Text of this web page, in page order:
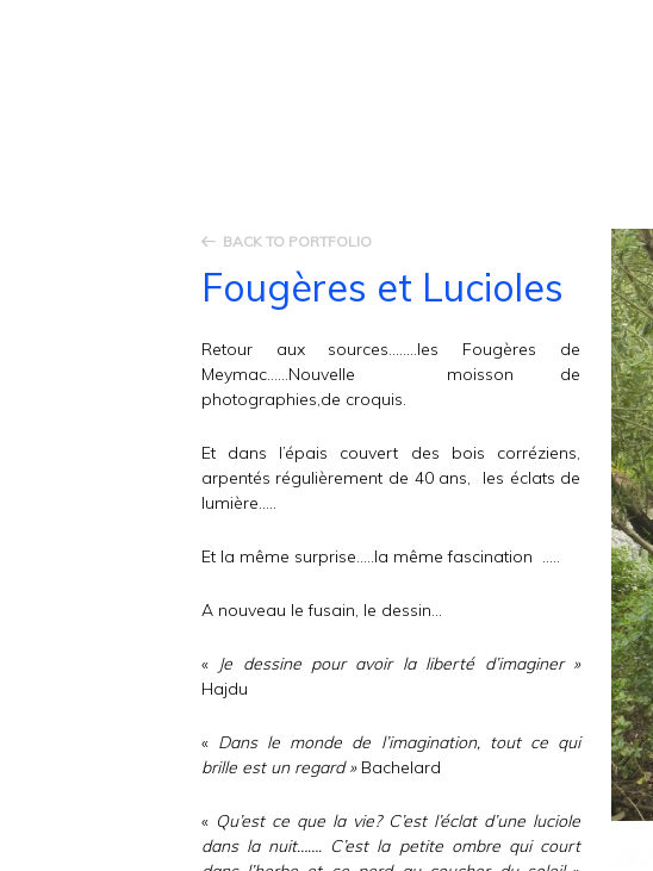
BACK TO PORTFOLIO
Fougères et Lucioles
Retour aux sources……..les Fougères de
Meymac……Nouvelle moisson de
photographies,de croquis.
Et dans l’épais couvert des bois corréziens,
arpentés régulièrement de 40 ans, les éclats de
lumière…..
Et la même surprise…..la même fascination …..
A nouveau le fusain, le dessin…
« Je dessine pour avoir la liberté d’imaginer »
Hajdu
« Dans le monde de l’imagination, tout ce qui
brille est un regard »Bachelard
« Qu’est ce que la vie? C’est l’éclat d’une luciole
dans la nuit……. C’est la petite ombre qui court